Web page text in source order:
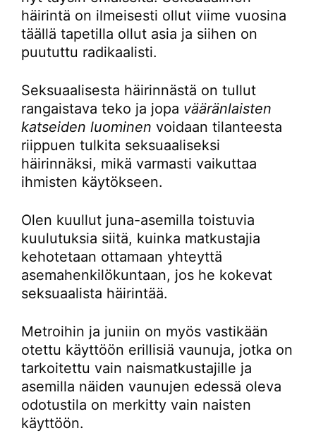
häirintä on ilmeisesti ollut viime vuosina
täällä tapetilla ollut asia ja siihen on
puututtu radikaalisti.
Seksuaalisesta häirinnästä on tullut
rangaistava teko ja jopa vääränlaisten
katseiden luominen voidaan tilanteesta
riippuen tulkita seksuaaliseksi
häirinnäksi, mikä varmasti vaikuttaa
ihmisten käytökseen.
Olen kuullut juna-asemilla toistuvia
kuulutuksia siitä, kuinka matkustajia
kehotetaan ottamaan yhteyttä
asemahenkilökuntaan, jos he kokevat
seksuaalista häirintää.
Metroihin ja juniin on myös vastikään
otettu käyttöön erillisiä vaunuja, jotka on
tarkoitettu vain naismatkustajille ja
asemilla näiden vaunujen edessä oleva
odotustila on merkitty vain naisten
käyttöön.